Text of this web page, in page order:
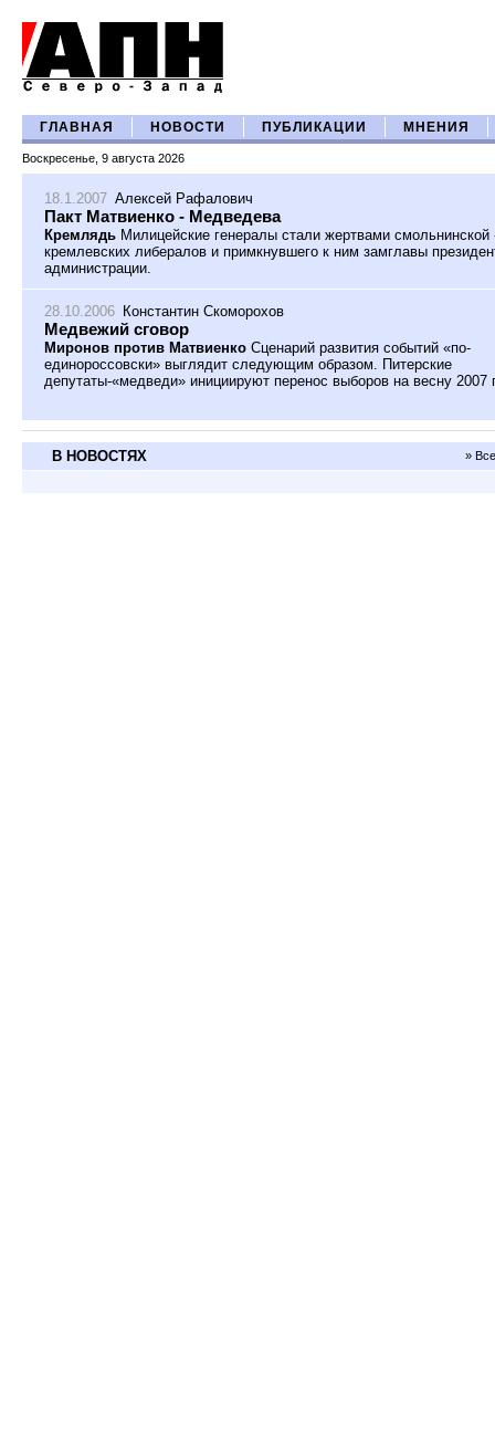
ГЛАВНАЯ НОВОСТИ ПУБЛИКАЦИИ МНЕНИЯ
Воскресенье, 9 августа 2026
18.1.2007 Алексей Рафалович
Пакт Матвиенко - Медведева
Кремлядь Милицейские генералы стали жертвами смольнинской
кремлевских либералов и примкнувшего к ним замглавы
администрации.
28.10.2006 Константин Скоморохов
Медвежий сговор
Миронов против Матвиенко Сценарий развития событий «по-
единороссовски» выглядит следующим образом. Питерские
депутаты-«медведи» инициируют перенос выборов на весну 2007
В НОВОСТЯХ »